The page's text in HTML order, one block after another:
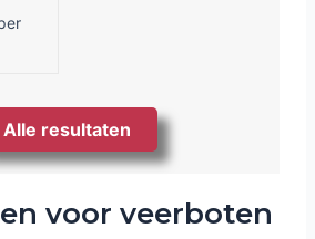
Alle resultaten
voor veerboten